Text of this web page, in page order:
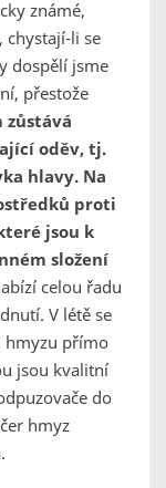
známé,
chystají-li se
dospělí jsme
přestože
oděv, tj.
hlavy. Na
proti
jsou k
složení
celou řadu
V létě se
hmyzu přímo
jsou kvalitní
do
hmyz